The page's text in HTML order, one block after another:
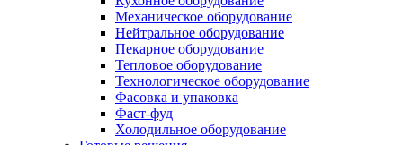
Механическое оборудование
Нейтральное оборудование
Пекарное оборудование
Тепловое оборудование
Технологическое оборудование
Фасовка и упаковка
Фаст-фуд
Холодильное оборудование